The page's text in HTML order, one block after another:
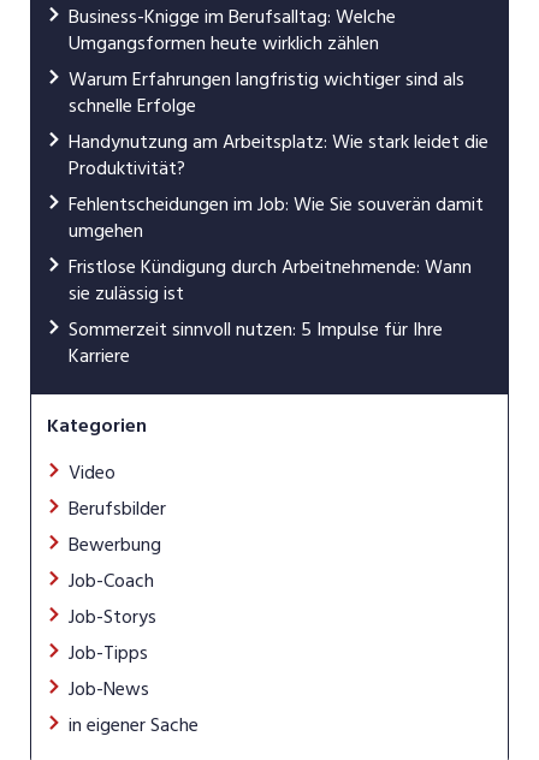
Business-Knigge im Berufsalltag: Welche
Umgangsformen heute wirklich zählen
Warum Erfahrungen langfristig wichtiger sind als
schnelle Erfolge
Handynutzung am Arbeitsplatz: Wie stark leidet die
Produktivität?
Fehlentscheidungen im Job: Wie Sie souverän damit
umgehen
Fristlose Kündigung durch Arbeitnehmende: Wann
sie zulässig ist
Sommerzeit sinnvoll nutzen: 5 Impulse für Ihre
Karriere
Kategorien
Video
Berufsbilder
Bewerbung
Job-Coach
Job-Storys
Job-Tipps
Job-News
in eigener Sache